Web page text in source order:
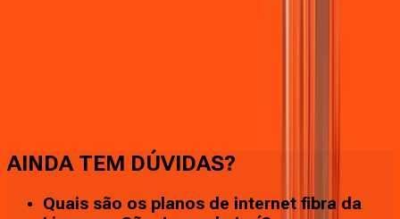
AINDA TEM DÚVIDAS?
Quais são os planos de internet fibra da